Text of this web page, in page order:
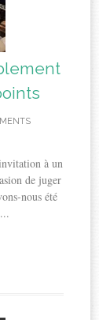
à un
de juger
nous été